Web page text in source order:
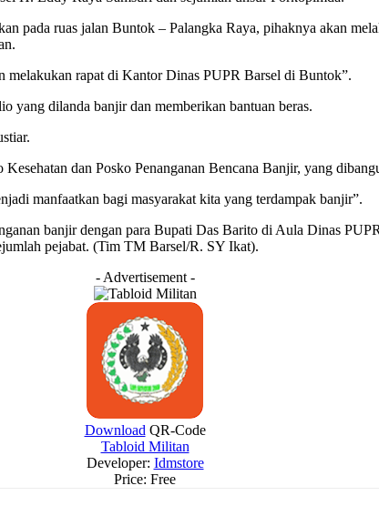
pada ruas jalan Buntok – Palangka Raya, pihaknya akan
melakukan rapat di Kantor Dinas PUPR Barsel di Buntok”.
yang dilanda banjir dan memberikan bantuan beras.
dan Posko Penanganan Bencana Banjir, yang
manfaatkan bagi masyarakat kita yang terdampak banjir”.
banjir dengan para Bupati Das Barito di Aula Dinas
pejabat. (Tim TM Barsel/R. SY Ikat).
- Advertisement -
Download QR-Code
Tabloid Militan
Developer: Idmstore
Price: Free